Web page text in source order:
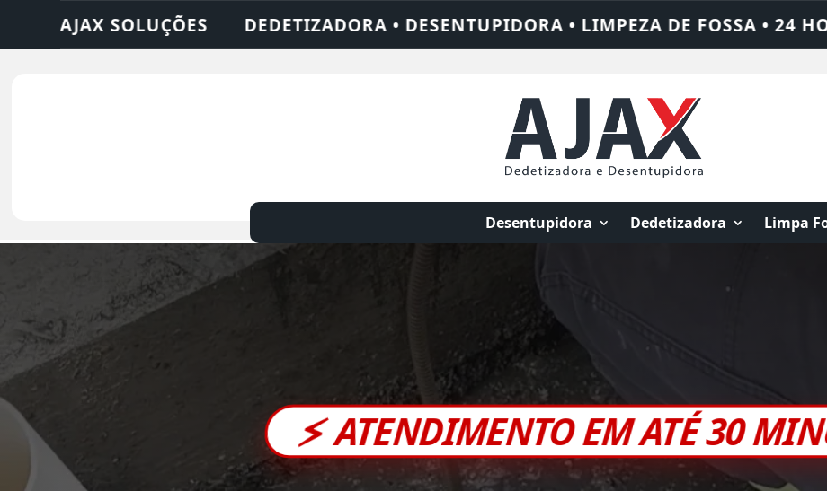
• DESENTUPIDORA • LIMPEZA DE FOSSA • 24 HORAS • CHAME QUEM RESOLVE: AJAX
Desentupidora Dedetizadora Limpa
⚡ATENDIMENTO EM ATÉ 30